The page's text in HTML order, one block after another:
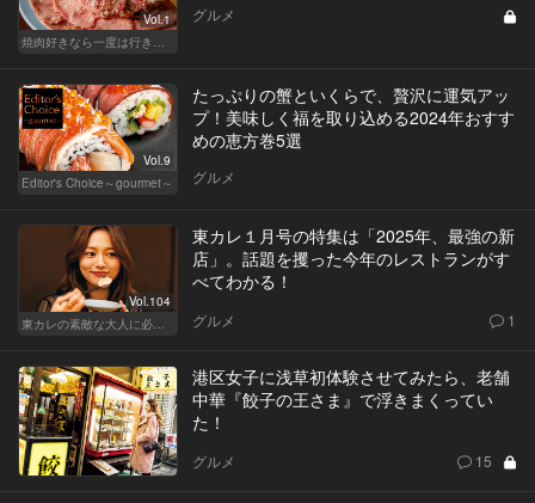
Vol.1
焼肉好きなら一度は行きたい、レジェンド的な有名店
グルメ
Vol.9
Editor's Choice～gourmet～
たっぷりの蟹といくらで、贅沢に運気アッ
プ！美味しく福を取り込める2024年おすす
めの恵方巻5選
グルメ
Vol.104
東カレの素敵な大人に必要なこと
東カレ１月号の特集は「2025年、最強の新
店」。話題を攫った今年のレストランがす
べてわかる！
グルメ 1
港区女子に浅草初体験させてみたら、老舗
中華『餃子の王さま』で浮きまくってい
た！
グルメ 15